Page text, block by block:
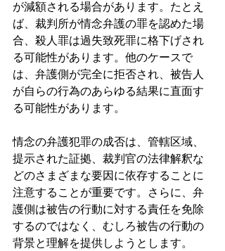
が減額される場合があります。たとえ
ば、裁判所が情念弁護の罪を認めた場
合、殺人罪は過失致死罪に格下げされ
る可能性があります。他のケースで
は、弁護側が完全に拒否され、被告人
が自らの行為のあらゆる結果に直面す
る可能性があります。
情念の弁護犯罪の成否は、管轄区域、
提示された証拠、裁判官の法律解釈な
どのさまざまな要因に依存することに
注意することが重要です。さらに、弁
護側は被告の行動に対する責任を免除
するのではなく、むしろ被告の行動の
背景と理解を提供しようとします。